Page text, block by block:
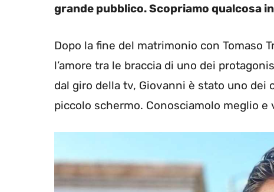
grande pubblico. Scopriamo qualcosa
Dopo la fine del matrimonio con Tomaso
l’amore tra le braccia di uno dei
dal giro della tv, Giovanni è stato uno
piccolo schermo. Conosciamolo meglio e